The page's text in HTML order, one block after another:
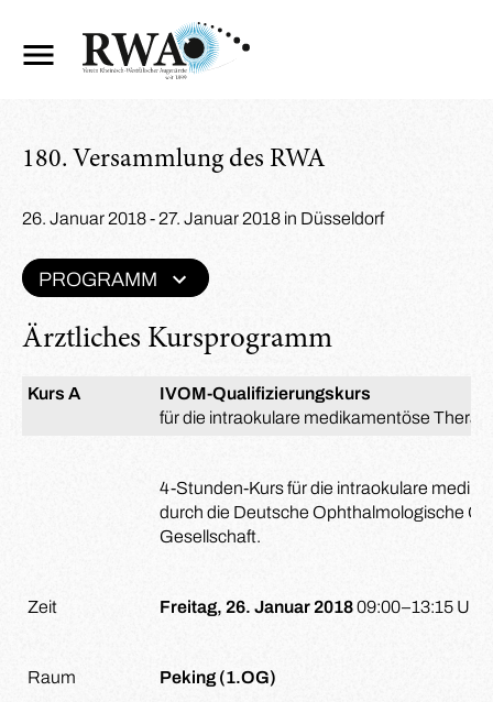
180. Versammlung des RWA
Ärztliches Kursprogramm
Kurs A
IVOM-Qualifizierungskurs
für die intraokulare medikamentöse
4-Stunden-Kurs für die intraokulare
durch die Deutsche Ophthalmologische
Gesellschaft.
Zeit Freitag, 26. Januar 201809:00–13:15 Uhr
Raum Peking (1.OG)
26. Januar 2018 - 27. Januar 2018 in Düsseldorf
PROGRAMM